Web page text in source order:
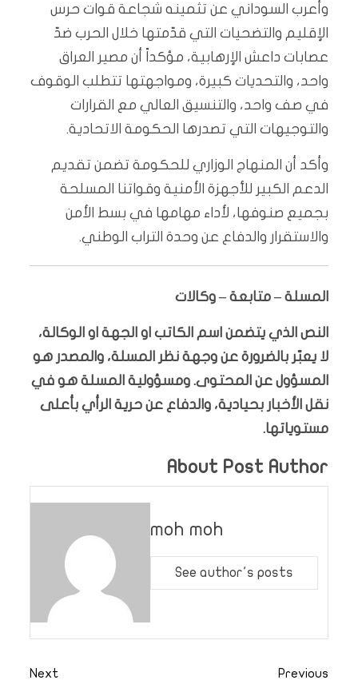
وأعرب السوداني عن تثمينه شجاعة قوات حرس
الإقليم والتضحيات التي قدّمتها خلال الحرب ضدّ
عصابات داعش الإرهابية، مؤكداً أن مصير العراق
واحد، والتحديات كبيرة، ومواجهتها تتطلب الوقوف
في صف واحد، والتنسيق العالي مع القرارات
والتوجيهات التي تصدرها الحكومة الاتحادية.
وأكد أن المنهاج الوزاري للحكومة تضمن تقديم
الدعم الكبير للأجهزة الأمنية وقواتنا المسلحة
بجميع صنوفها، لأداء مهامها في بسط الأمن
والاستقرار والدفاع عن وحدة التراب الوطني.
المسلة – متابعة – وكالات
النص الذي يتضمن اسم الكاتب او الجهة او الوكالة،
لا يعبّر بالضرورة عن وجهة نظر المسلة، والمصدر هو
المسؤول عن المحتوى. ومسؤولية المسلة هو في
نقل الأخبار بحيادية، والدفاع عن حرية الرأي بأعلى
مستوياتها.
About Post Author
moh moh
See author's posts
Previous
Next